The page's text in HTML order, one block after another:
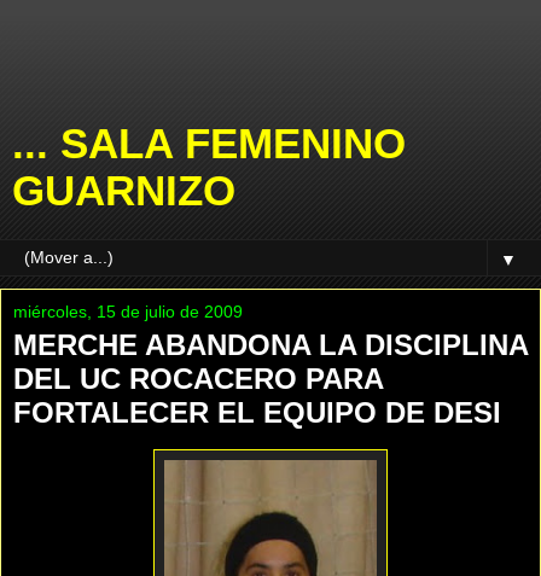
... SALA FEMENINO
GUARNIZO
▼
miércoles, 15 de julio de 2009
MERCHE ABANDONA LA DISCIPLINA
DEL UC ROCACERO PARA
FORTALECER EL EQUIPO DE DESI